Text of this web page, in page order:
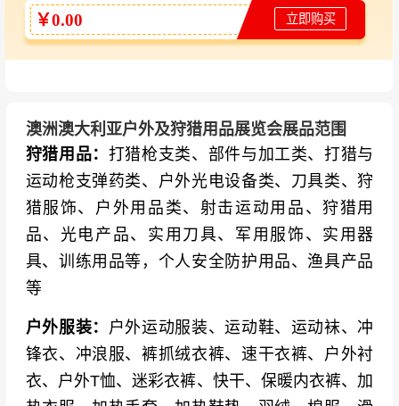
￥0.00 立即购买
澳洲澳大利亚户外及狩猎用品展览会展品范围
狩猎用品： 打猎枪支类、部件与加工类、打猎与
运动枪支弹药类、户外光电设备类、刀具类、狩
猎服饰、户外用品类、射击运动用品、狩猎用
品、光电产品、实用刀具、军用服饰、实用器
具、训练用品等，个人安全防护用品、渔具产品
等
户外服装： 户外运动服装、运动鞋、运动袜、冲
锋衣、冲浪服、裤抓绒衣裤、速干衣裤、户外衬
衣、户外T恤、迷彩衣裤、快干、保暖内衣裤、加